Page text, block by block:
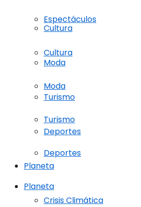
Cultura
Moda
Turismo
Deportes
Planeta
Crisis Climática
Espectáculos
Cultura
Moda
Turismo
Deportes
Planeta